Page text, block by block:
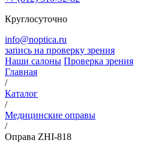
Круглосуточно
info@noptica.ru
запись на проверку зрения
Наши салоны Проверка зрения
Главная
/
Каталог
/
Медицинские оправы
/
Оправа ZHI-818